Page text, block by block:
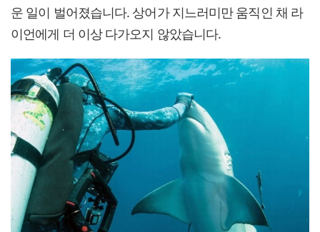
운 일이 벌어졌습니다. 상어가 지느러미만 움직인 채 라
이언에게 더 이상 다가오지 않았습니다.